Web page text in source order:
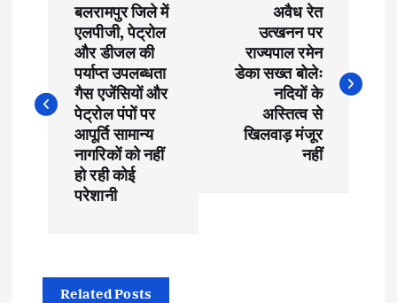
s
t
बलरामपुर जिले में
एलपीजी, पेट्रोल
और डीजल की
पर्याप्त उपलब्धता
गैस एजेंसियों और
पेट्रोल पंपों पर
आपूर्ति सामान्य
नागरिकों को नहीं
हो रही कोई
परेशानी
अवैध रेत
उत्खनन पर
राज्यपाल रमेन
डेका सख्त बोलेः
नदियों के
अस्तित्व से
खिलवाड़ मंजूर
नहीं
Related Posts